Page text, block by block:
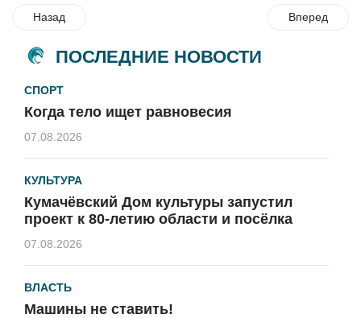
Назад Вперед
ПОСЛЕДНИЕ НОВОСТИ
СПОРТ
Когда тело ищет равновесия
07.08.2026
КУЛЬТУРА
Кумачёвский Дом культуры запустил
проект к 80-летию области и посёлка
07.08.2026
ВЛАСТЬ
Машины не ставить!